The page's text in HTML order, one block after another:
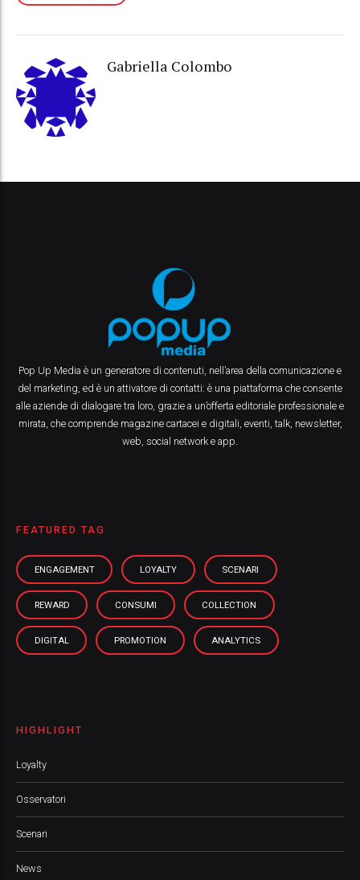
Gabriella Colombo
Pop Up Media è un generatore di contenuti, nell’area della comunicazione e
del marketing, ed è un attivatore di contatti: è una piattaforma che consente
alle aziende di dialogare tra loro, grazie a un’offerta editoriale professionale e
mirata, che comprende magazine cartacei e digitali, eventi, talk, newsletter,
web, social network e app.
FEATURED TAG
ENGAGEMENT LOYALTY SCENARI
REWARD CONSUMI COLLECTION
DIGITAL PROMOTION ANALYTICS
HIGHLIGHT
Loyalty
Osservatori
Scenari
News